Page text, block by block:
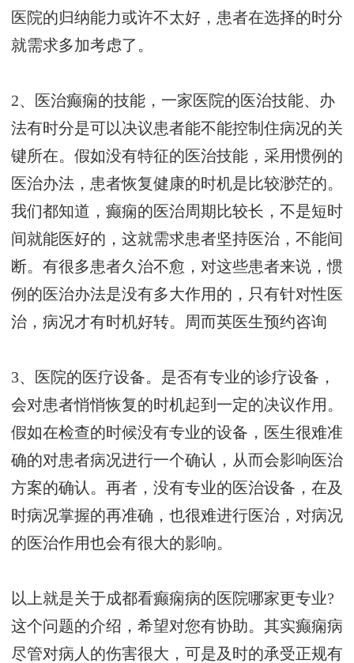
医院的归纳能力或许不太好，患者在选择的时分
就需求多加考虑了。
2、医治癫痫的技能，一家医院的医治技能、办
法有时分是可以决议患者能不能控制住病况的关
键所在。假如没有特征的医治技能，采用惯例的
医治办法，患者恢复健康的时机是比较渺茫的。
我们都知道，癫痫的医治周期比较长，不是短时
间就能医好的，这就需求患者坚持医治，不能间
断。有很多患者久治不愈，对这些患者来说，惯
例的医治办法是没有多大作用的，只有针对性医
治，病况才有时机好转。 周而英医生预约咨询
3、医院的医疗设备。是否有专业的诊疗设备，
会对患者悄悄恢复的时机起到一定的决议作用。
假如在检查的时候没有专业的设备，医生很难准
确的对患者病况进行一个确认，从而会影响医治
方案的确认。再者，没有专业的医治设备，在及
时病况掌握的再准确，也很难进行医治，对病况
的医治作用也会有很大的影响。
以上就是关于成都看癫痫病的医院哪家更专业?
这个问题的介绍，希望对您有协助。其实癫痫病
尽管对病人的伤害很大，可是及时的承受正规有